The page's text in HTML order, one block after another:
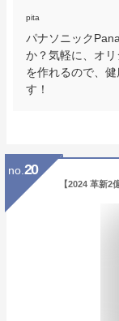
pita
パナソニック
か？気軽に、オ
を作れるので、
す！
no. 20